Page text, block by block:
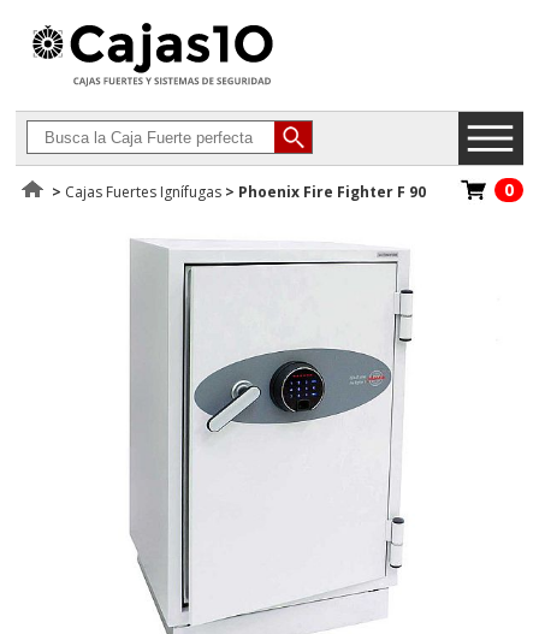
> Cajas Fuertes Ignífugas > Phoenix Fire Fighter F 90 0